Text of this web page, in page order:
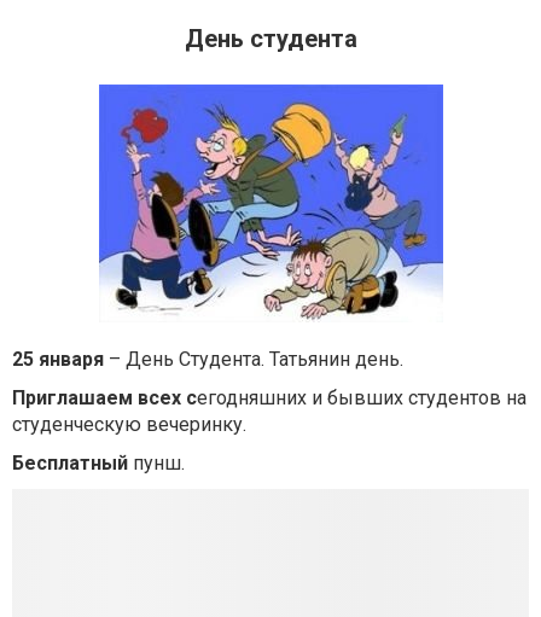
День студента
25 января – День Студента. Татьянин день.
Приглашаем всех сегодняшних и бывших студентов на
студенческую вечеринку.
Бесплатный пунш.